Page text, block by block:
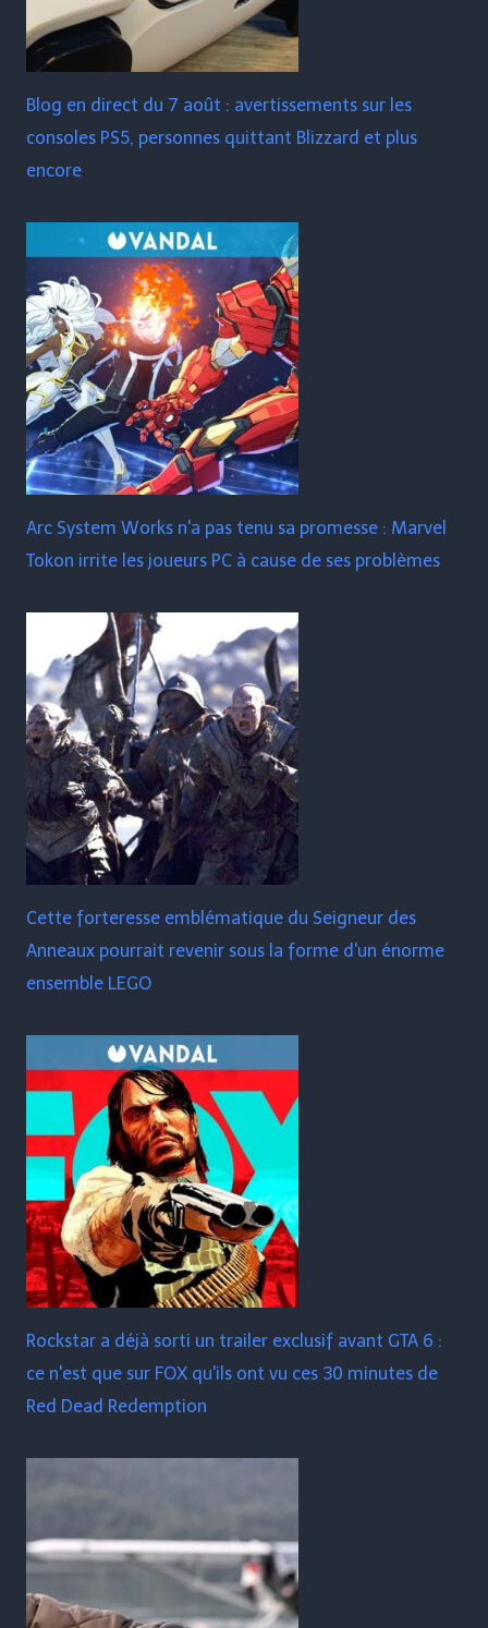
Blog en direct du 7 août : avertissements sur les
consoles PS5, personnes quittant Blizzard et plus
encore
Arc System Works n'a pas tenu sa promesse : Marvel
Tokon irrite les joueurs PC à cause de ses problèmes
Cette forteresse emblématique du Seigneur des
Anneaux pourrait revenir sous la forme d'un énorme
ensemble LEGO
Rockstar a déjà sorti un trailer exclusif avant GTA 6 :
ce n'est que sur FOX qu'ils ont vu ces 30 minutes de
Red Dead Redemption